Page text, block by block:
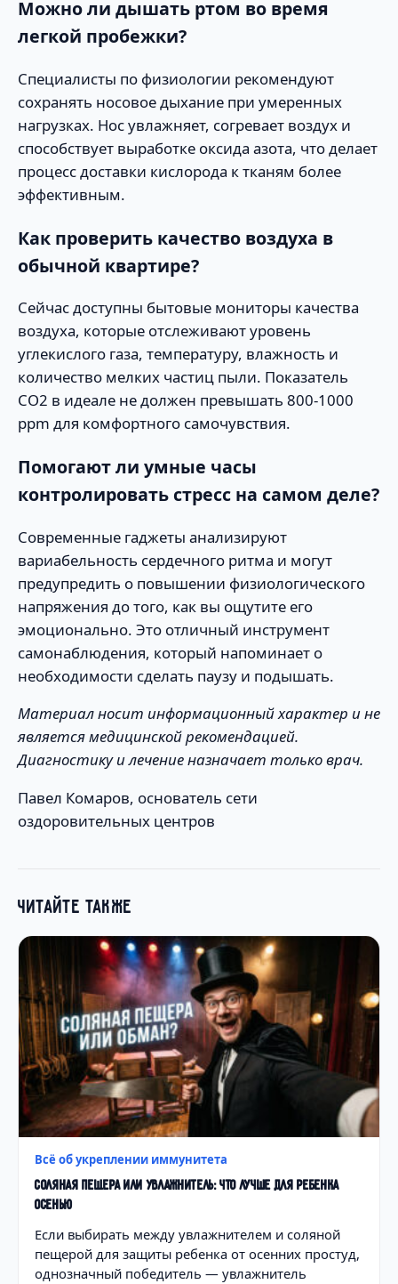
Можно ли дышать ртом во время
легкой пробежки?
Специалисты по физиологии рекомендуют
сохранять носовое дыхание при умеренных
нагрузках. Нос увлажняет, согревает воздух и
способствует выработке оксида азота, что делает
процесс доставки кислорода к тканям более
эффективным.
Как проверить качество воздуха в
обычной квартире?
Сейчас доступны бытовые мониторы качества
воздуха, которые отслеживают уровень
углекислого газа, температуру, влажность и
количество мелких частиц пыли. Показатель
CO2 в идеале не должен превышать 800-1000
ppm для комфортного самочувствия.
Помогают ли умные часы
контролировать стресс на самом деле?
Современные гаджеты анализируют
вариабельность сердечного ритма и могут
предупредить о повышении физиологического
напряжения до того, как вы ощутите его
эмоционально. Это отличный инструмент
самонаблюдения, который напоминает о
необходимости сделать паузу и подышать.
Материал носит информационный характер и не
является медицинской рекомендацией.
Диагностику и лечение назначает только врач.
Павел Комаров, основатель сети
оздоровительных центров
ЧИТАЙТЕ ТАКЖЕ
Всё об укреплении иммунитета
СОЛЯНАЯ ПЕЩЕРА ИЛИ УВЛАЖНИТЕЛЬ: ЧТО ЛУЧШЕ ДЛЯ РЕБЕНКА
ОСЕНЬЮ
Если выбирать между увлажнителем и соляной
пещерой для защиты ребенка от осенних простуд,
однозначный победитель — увлажнитель